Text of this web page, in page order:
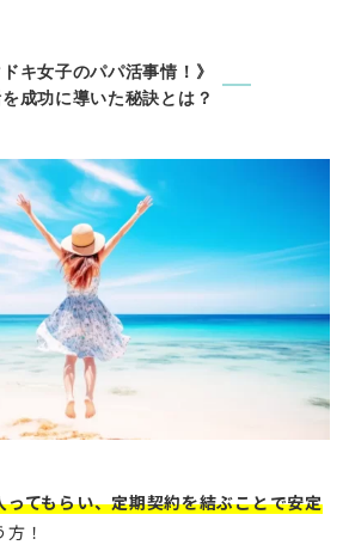
ドキ女子のパパ活事情！》
成功に導いた秘訣とは？
ってもらい、定期契約を結ぶことで安定
！